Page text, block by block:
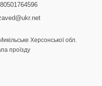
Херсонської обл.
проїзду